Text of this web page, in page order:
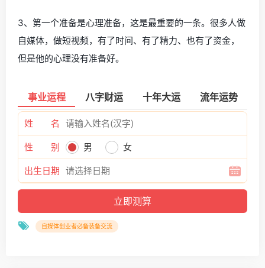
3、第一个准备是心理准备，这是最重要的一条。很多人做
自媒体，做短视频，有了时间、有了精力、也有了资金，
但是他的心理没有准备好。
事业运程 八字财运 十年大运 流年运势
姓 名
性 别 男 女
出生日期
自媒体创业者必备装备交流